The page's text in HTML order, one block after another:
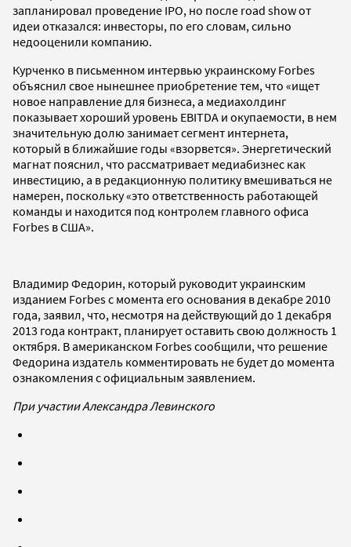
запланировал проведение IPO, но после road show от
идеи отказался: инвесторы, по его словам, сильно
недооценили компанию.
Курченко в письменном интервью украинскому Forbes
объяснил свое нынешнее приобретение тем, что «ищет
новое направление для бизнеса, а медиахолдинг
показывает хороший уровень EBITDA и окупаемости, в нем
значительную долю занимает сегмент интернета,
который в ближайшие годы «взорвется». Энергетический
магнат пояснил, что рассматривает медиабизнес как
инвестицию, а в редакционную политику вмешиваться не
намерен, поскольку «это ответственность работающей
команды и находится под контролем главного офиса
Forbes в США».
Владимир Федорин, который руководит украинским
изданием Forbes с момента его основания в декабре 2010
года, заявил, что, несмотря на действующий до 1 декабря
2013 года контракт, планирует оставить свою должность 1
октября. В американском Forbes сообщили, что решение
Федорина издатель комментировать не будет до момента
ознакомления с официальным заявлением.
При участии Александра Левинского